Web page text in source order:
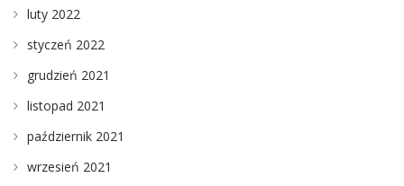
luty 2022
styczeń 2022
grudzień 2021
listopad 2021
październik 2021
wrzesień 2021